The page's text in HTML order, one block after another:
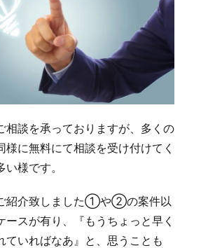
相談を承っておりますが、多くの
様に無料にて相談を受け付けてく
様です。
紹介致しました①や②の案件以
ースが有り、『もうちょっと早く
ていればなあ』と、思うことも